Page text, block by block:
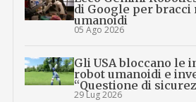
di Google per bracci
umanoidi
05 Ago 2026
Gli USA bloccano le
robot umanoidi e
“Questione di
29 Lug 2026